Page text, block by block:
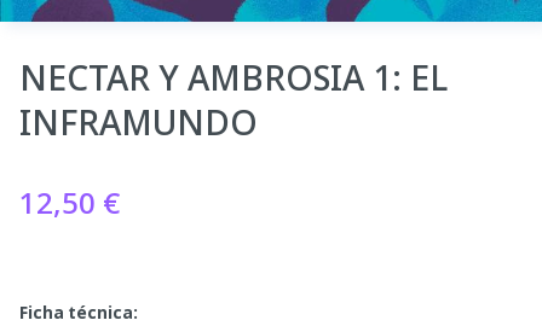
NECTAR Y AMBROSIA 1: EL
INFRAMUNDO
12,50 €
Ficha técnica: